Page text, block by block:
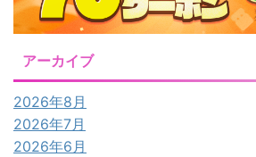
アーカイブ
2026年8月
2026年7月
2026年6月